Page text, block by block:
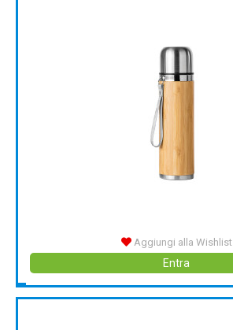
Aggiungi alla Wishlist
Entra